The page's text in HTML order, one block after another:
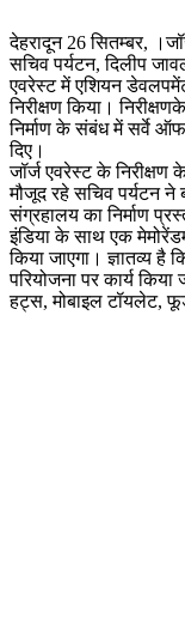
देहरादून 26 सितम्बर,
सचिव पर्यटन, दिलीप
एवरेस्ट में एशियन
निरीक्षण किया।
निर्माण के संबंध में सर्वे
दिए।
जॉर्ज एवरेस्ट के
मौजूद रहे सचिव पर्यटन ने
संग्रहालय का निर्माण
इंडिया के साथ एक
किया जाएगा। ज्ञातव्य
परियोजना पर कार्य
हट्स, मोबाइल टॉयलेट,